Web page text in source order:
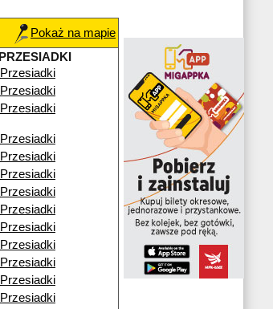
Pokaż na mapie
PRZESIADKI
Przesiadki
Przesiadki
Przesiadki
Przesiadki
Przesiadki
Przesiadki
Przesiadki
Przesiadki
Przesiadki
Przesiadki
Przesiadki
Przesiadki
Przesiadki